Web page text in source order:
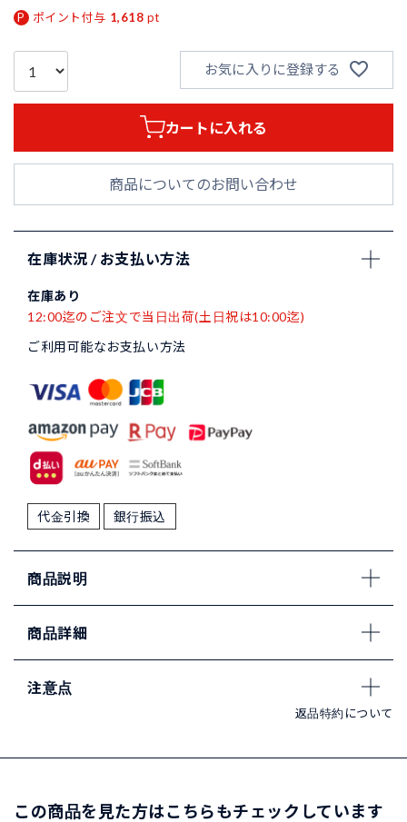
ポイント付与 1,618 pt
お気に入りに登録する
カートに入れる
商品についてのお問い合わせ
在庫状況 / お支払い方法
在庫あり
12:00迄のご注文で当日出荷(土日祝は10:00迄)
ご利用可能なお支払い方法
代金引換 銀行振込
商品説明
商品詳細
注意点
返品特約について
この商品を見た方はこちらもチェックしています